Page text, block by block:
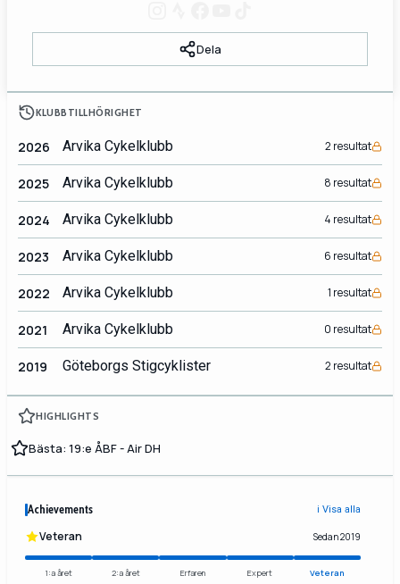
Dela
KLUBBTILLHÖRIGHET
2026 Arvika Cykelklubb 2 resultat
2025 Arvika Cykelklubb 8 resultat
2024 Arvika Cykelklubb 4 resultat
2023 Arvika Cykelklubb 6 resultat
2022 Arvika Cykelklubb 1 resultat
2021 Arvika Cykelklubb 0 resultat
2019 Göteborgs Stigcyklister 2 resultat
HIGHLIGHTS
Bästa: 19:e ÅBF - Air DH
Achievements ℹ️ Visa alla
Veteran Sedan 2019
1:a året 2:a året Erfaren Expert Veteran